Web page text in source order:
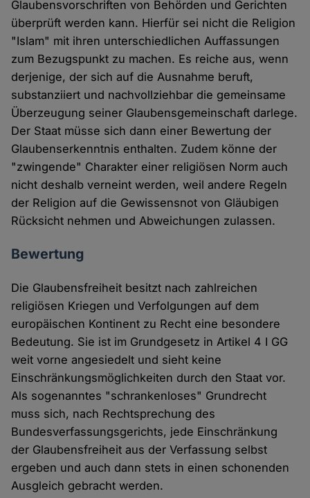
Glaubensvorschriften von Behörden und Gerichten
überprüft werden kann. Hierfür sei nicht die Religion
"Islam" mit ihren unterschiedlichen Auffassungen
zum Bezugspunkt zu machen. Es reiche aus, wenn
derjenige, der sich auf die Ausnahme beruft,
substanziiert und nachvollziehbar die gemeinsame
Überzeugung seiner Glaubensgemeinschaft darlege.
Der Staat müsse sich dann einer Bewertung der
Glaubenserkenntnis enthalten. Zudem könne der
"zwingende" Charakter einer religiösen Norm auch
nicht deshalb verneint werden, weil andere Regeln
der Religion auf die Gewissensnot von Gläubigen
Rücksicht nehmen und Abweichungen zulassen.
Bewertung
Die Glaubensfreiheit besitzt nach zahlreichen
religiösen Kriegen und Verfolgungen auf dem
europäischen Kontinent zu Recht eine besondere
Bedeutung. Sie ist im Grundgesetz in Artikel 4 I GG
weit vorne angesiedelt und sieht keine
Einschränkungsmöglichkeiten durch den Staat vor.
Als sogenanntes "schrankenloses" Grundrecht
muss sich, nach Rechtsprechung des
Bundesverfassungsgerichts, jede Einschränkung
der Glaubensfreiheit aus der Verfassung selbst
ergeben und auch dann stets in einen schonenden
Ausgleich gebracht werden.